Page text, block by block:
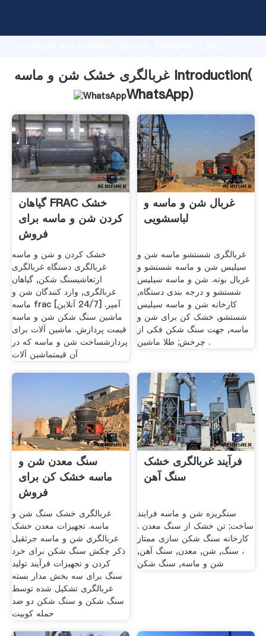
strong production capability, advanced research
values to all of customers.
غربالگری خشک شن و ماسه Introduction(
WhatsApp)
گیاهان FRAC خشک
کردن شن و ماسه برای
فروش
خشک کردن و شن و ماسه
غربالگری دستگاه غربالگری
ارتعاشیسنگ شکن, گیاهان
غربالگری, وارد کنندگان شن و
ماسه frac آمپر. [24/7 آنلاین]
ماشین سنگ شکن شن و ماسه
قیمت پردازش. ماشین آلات برای
پردازشساخت شن و ماسه که در
آن قیمتماشین آلات
غربال شن و ماسه و
لباسشویی
غربالگری شستشو ماسه شن و
سیلیس شن و ماسه شستشو و
غربال بوته. شن و ماسه سیلیس
شستشو و درجه بندی دستگاه,
کارخانه شن و ماسه سیلیس
شستشو, خشک کن برای شن و
ماسه, جهت سنگ شکن فکی از
چرخش; طلا ماشین .
سنگ معدن شن و
ماسه خشک کن برای
فروش
غربالگری خشک سنگ شن و
ماسه. تجهيزات معدن خشک
غربالگري شن و ماسه جرثقيل
ذکر چکش سنگ شکن برای خرد
کردن و تجهیزات فرآیند تولید
سنگ برای سه بخش مدار بسته
غربالگری تشکیل شده توسط
سنگ شکن و سنگ شکن دو ضد
حمله کوبیت
فرآیند غربالگری خشک
سنگ آهن
سنگریزه شن و ماسه فرایند
ساخت; تن خشک از سنگ معدن .
کارخانه سنگ شکن سازی ممتاز
، سنگ, شن, معدن, سنگ آهن,
شن و ماسه, سنگ شکن